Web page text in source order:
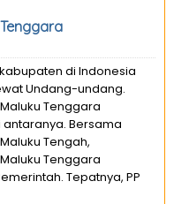
di Indonesia
Undang-undang.
Tenggara
Bersama
Tengah,
Tenggara
Tepatnya, PP